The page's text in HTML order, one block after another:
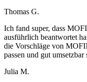
Thomas G.
Ich fand super, dass
ausführlich beantwortet
die Vorschläge von
passen und gut umsetzbar
Julia M.